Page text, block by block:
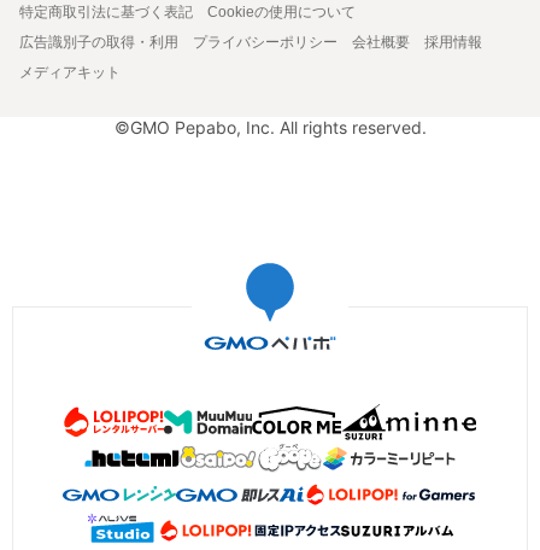
特定商取引法に基づく表記
Cookieの使用について
広告識別子の取得・利用
プライバシーポリシー 会社概要
採用情報
メディアキット
©GMO Pepabo, Inc. All rights reserved.